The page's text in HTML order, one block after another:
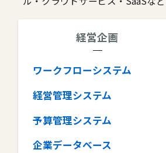
経営企画
ワークフローシステム
経営管理システム
予算管理システム
企業データベース